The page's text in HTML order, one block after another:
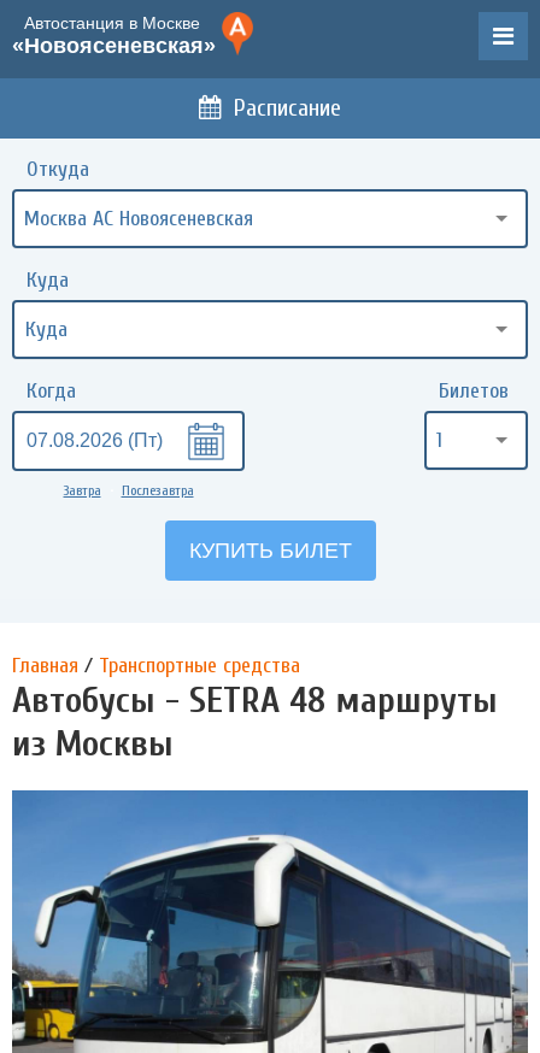
Автостанция в Москве
«Новоясеневская»
Расписание
Откуда
Москва АС Новоясеневская
Куда
Когда
Завтра Послезавтра
Билетов
1
Главная / Транспортные средства
Автобусы - SETRA 48 маршруты
из Москвы